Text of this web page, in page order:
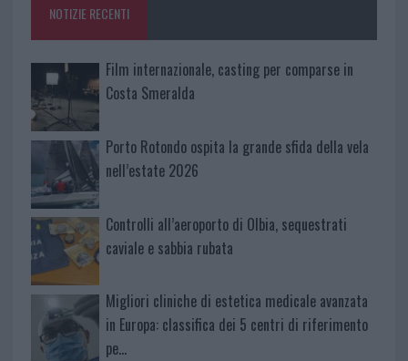
k
NOTIZIE RECENTI
Film internazionale, casting per comparse in
Costa Smeralda
Porto Rotondo ospita la grande sfida della vela
nell’estate 2026
Controlli all’aeroporto di Olbia, sequestrati
caviale e sabbia rubata
Migliori cliniche di estetica medicale avanzata
in Europa: classifica dei 5 centri di riferimento
pe…